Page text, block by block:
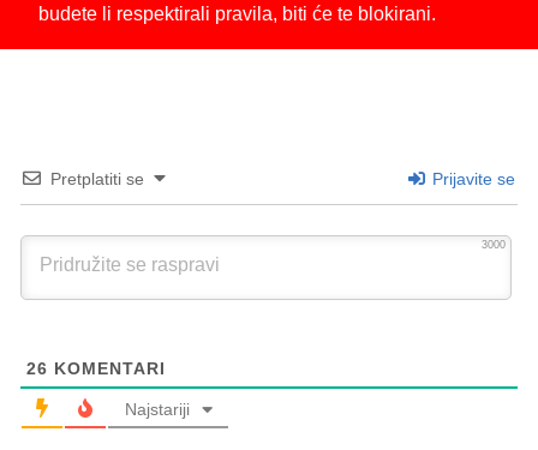
budete li respektirali pravila, biti će te blokirani.
Pretplatiti se Prijavite se
3000
26 KOMENTARI
Najstariji